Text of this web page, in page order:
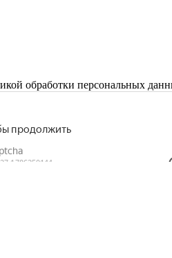
обработки персональных